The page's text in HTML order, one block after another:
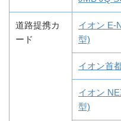
道路提携カ
ード
イオン E-
型)
イオン首
イオン
型)